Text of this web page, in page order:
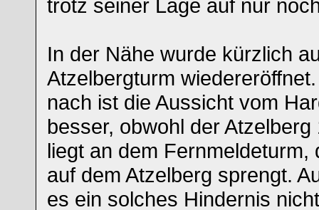
trotz seiner Lage auf nur
In der Nähe wurde kürzlich
Atzelbergturm
nach ist die Aussicht vom
besser, obwohl der
liegt an dem Fernmeldeturm,
auf dem Atzelberg sprengt.
es ein solches Hindernis